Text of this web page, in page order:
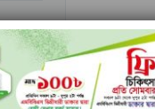
ক্যাব
আন্তর্জাতিক